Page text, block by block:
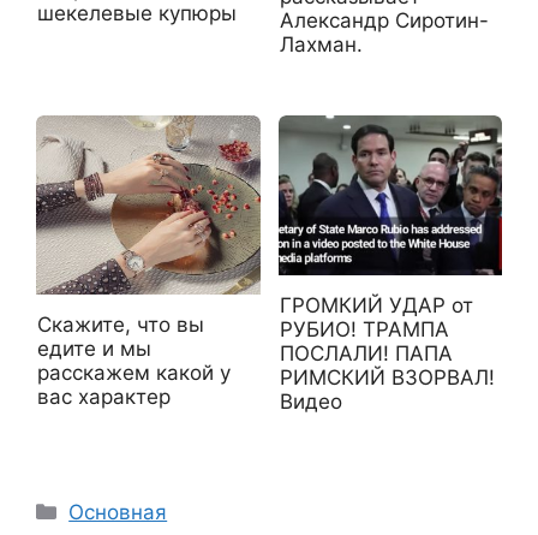
шекелевые купюры
Александр Сиротин-
Лахман.
Скажите, что вы
едите и мы
расскажем какой у
вас характер
ГРОМКИЙ УДАР от
РУБИО! ТРАМПА
ПОСЛАЛИ! ПАПА
РИМСКИЙ ВЗОРВАЛ!
Видео
Рубрики
Основная